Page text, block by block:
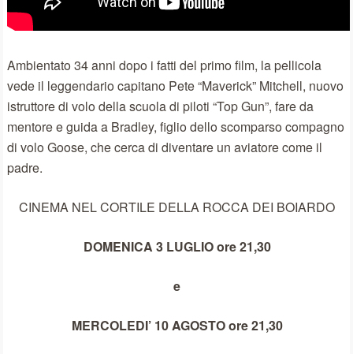
Ambientato 34 anni dopo i fatti del primo film, la pellicola
vede il leggendario capitano Pete “Maverick” Mitchell, nuovo
istruttore di volo della scuola di piloti “Top Gun”, fare da
mentore e guida a Bradley, figlio dello scomparso compagno
di volo Goose, che cerca di diventare un aviatore come il
padre.
CINEMA NEL CORTILE DELLA ROCCA DEI BOIARDO
DOMENICA 3 LUGLIO ore 21,30
e
MERCOLEDI’ 10 AGOSTO ore 21,30